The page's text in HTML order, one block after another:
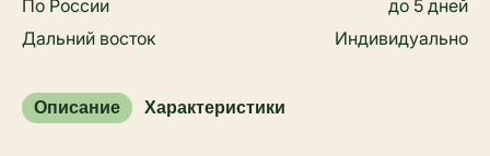
По России
до 5 дней
Дальний восток
Индивидуально
Описание Характеристики